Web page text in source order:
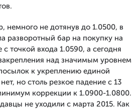
немного не дотянув до 1.0500, в
разворотный бар на покупку на
точкой входа 1.0590, а сегодня
над значимым уровнем
к укреплению единой
но столь резкое падение с 13
коррекции к 1.0900-1.0800.
не уходили с марта 2015. Как